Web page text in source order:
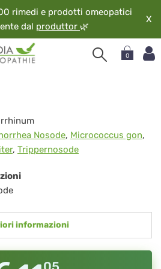
rimedi e prodotti omeopatici
dal produttor 🌿
X
0
Nosode, Micrococcus gon,
, Trippernosode
informazioni